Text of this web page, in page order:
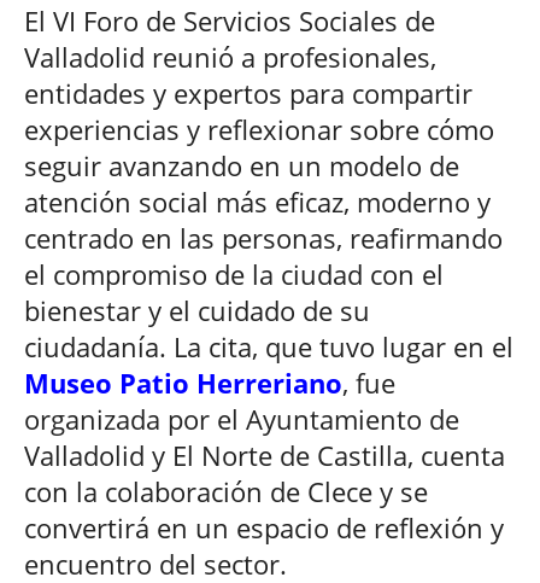
El VI Foro de Servicios Sociales de
Valladolid reunió a profesionales,
entidades y expertos para compartir
experiencias y reflexionar sobre cómo
seguir avanzando en un modelo de
atención social más eficaz, moderno y
centrado en las personas, reafirmando
el compromiso de la ciudad con el
bienestar y el cuidado de su
ciudadanía. La cita, que tuvo lugar en el
Museo Patio Herreriano, fue
organizada por el Ayuntamiento de
Valladolid y El Norte de Castilla, cuenta
con la colaboración de Clece y se
convertirá en un espacio de reflexión y
encuentro del sector.